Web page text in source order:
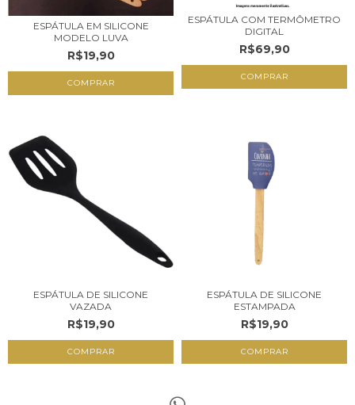
ESPÁTULA EM SILICONE
MODELO LUVA
R$19,90
COMPRAR
ESPÁTULA COM TERMÔMETRO
DIGITAL
R$69,90
ESPÁTULA DE SILICONE
VAZADA
R$19,90
ESPÁTULA DE SILICONE
ESTAMPADA
R$19,90
COMPRAR